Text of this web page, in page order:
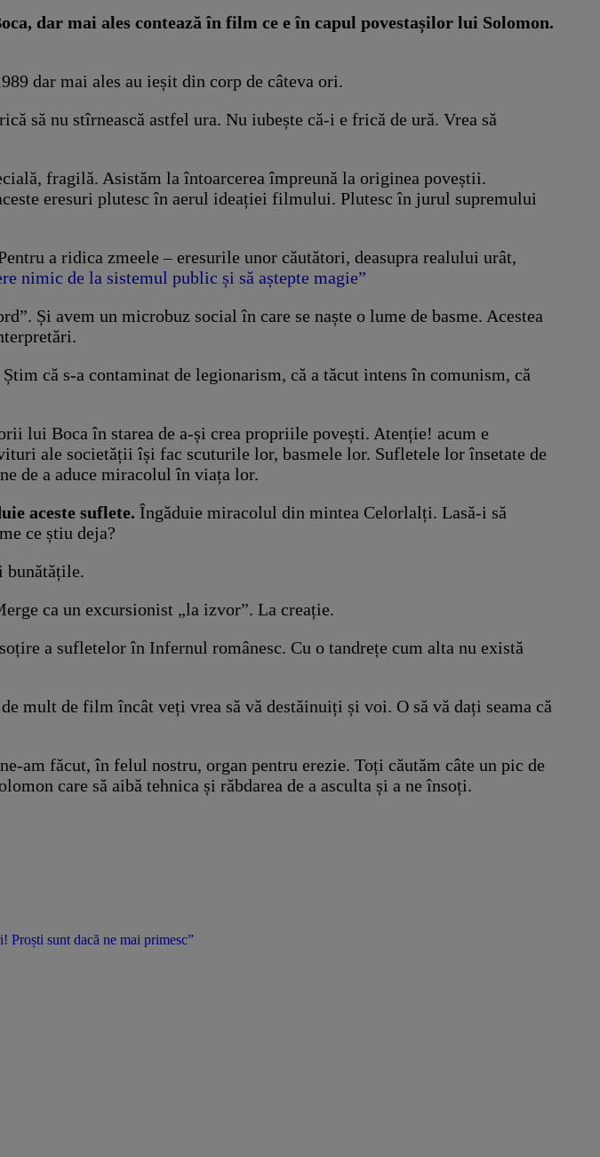
dar mai ales contează în film ce e în capul povestașilor lui Solomon.
dar mai ales au ieșit din corp de câteva ori.
să nu stîrnească astfel ura. Nu iubește că-i e frică de ură. Vrea să
fragilă. Asistăm la întoarcerea împreună la originea poveștii.
eresuri plutesc în aerul ideației filmului. Plutesc în jurul supremului
a ridica zmeele – eresurile unor căutători, deasupra realului urât,
nimic de la sistemul public și să aștepte magie”
Și avem un microbuz social în care se naște o lume de basme. Acestea
că s-a contaminat de legionarism, că a tăcut intens în comunism, că
lui Boca în starea de a-și crea propriile povești. Atenție! acum e
ale societății își fac scuturile lor, basmele lor. Sufletele lor însetate de
de a aduce miracolul în viața lor.
aceste suflete. Îngăduie miracolul din mintea Celorlalți. Lasă-i să
ce știu deja?
bunătățile.
ca un excursionist „la izvor”. La creație.
a sufletelor în Infernul românesc. Cu o tandrețe cum alta nu există
mult de film încât veți vrea să vă destăinuiți și voi. O să vă dați seama că
am făcut, în felul nostru, organ pentru erezie. Toți căutăm câte un pic de
care să aibă tehnica și răbdarea de a asculta și a ne însoți.
sunt dacă ne mai primesc”